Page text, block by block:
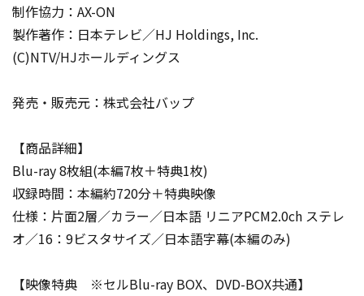
制作協力：AX-ON
製作著作：日本テレビ／HJ Holdings, Inc.
(C)NTV/HJホールディングス
発売・販売元：株式会社バップ
【商品詳細】
Blu-ray 8枚組(本編7枚＋特典1枚)
収録時間：本編約720分＋特典映像
仕様：片面2層／カラー／日本語 リニアPCM2.0ch ステレ
オ／16：9ビスタサイズ／日本語字幕(本編のみ)
【映像特典 ※セルBlu-ray BOX、DVD-BOX共通】